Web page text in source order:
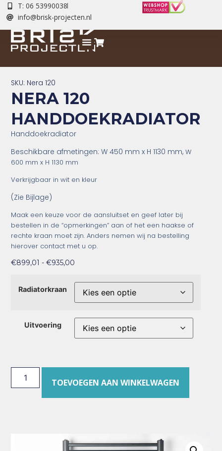
T: 06 53990038
info@brisk-projecten.nl
SKU: Nera 120
NERA 120
HANDDOEKRADIATOR
Handdoekradiator
Beschikbare afmetingen: W 450 mm x H 1130 mm,W
600 mm x H 1130 mm
Verkrijgbaar in wit en kleur
(Zie Bijlage)
Maak een keuze voor de aansluitset en geef later bij
bestellen in de “opmerkingen” aan of het een haakse of
rechte kraan moet zijn. Anders nemen wij na bestelling
hierover contact met u op.
€899,01 - €935,00
Radiatorkraan
Uitvoering
TOEVOEGEN AAN WINKELWAGEN